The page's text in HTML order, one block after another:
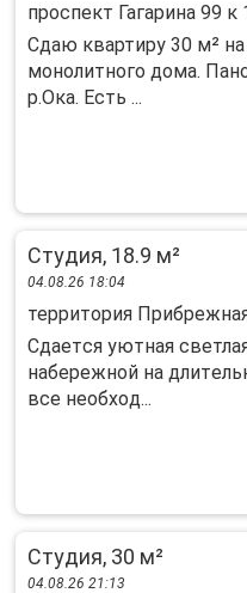
проспект Гагарина 99 к
Сдаю квартиру 30 м²
монолитного дома.
р.Ока. Есть ...
Студия, 18.9 м²
04.08.26 18:04
территория
Cдаeтcя уютная
нaбережнoй нa
все нeобхoд...
Студия, 30 м²
04.08.26 21:13